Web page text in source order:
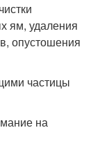
ям, удаления
опустошения
частицы
на